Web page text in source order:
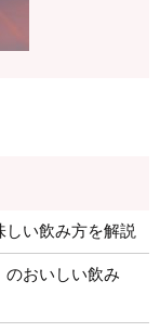
しい飲み方を解説
のおいしい飲み